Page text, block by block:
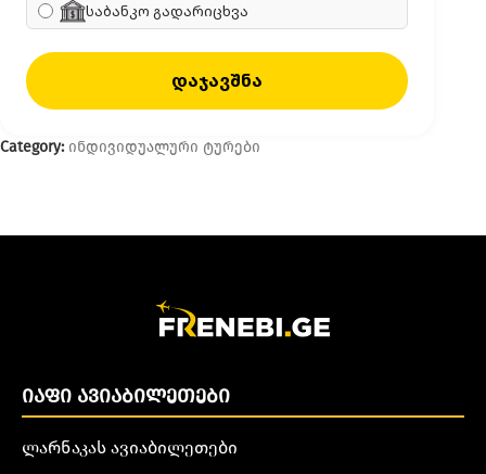
საბანკო გადარიცხვა
დაჯავშნა
Category: ინდივიდუალური ტურები
ᲘᲐᲤᲘ ᲐᲕᲘᲐᲑᲘᲚᲔᲗᲔᲑᲘ
ლარნაკას ავიაბილეთები